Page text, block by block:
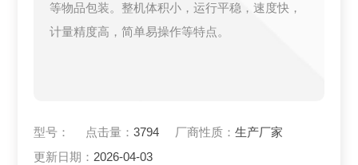
等物品包装。整机体积小，运行平稳，速度快，
计量精度高，简单易操作等特点。
型号： 点击量：3794 厂商性质：生产厂家
更新日期：2026-04-03